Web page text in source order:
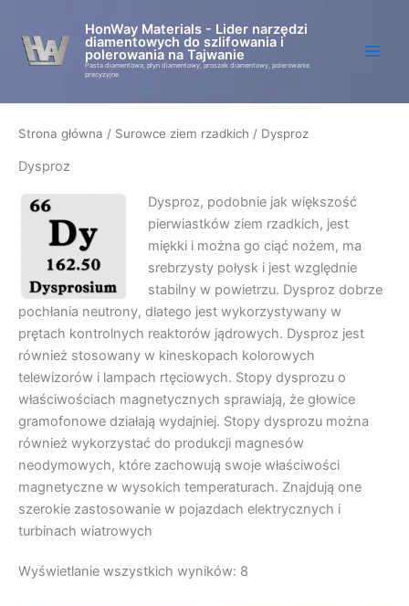
treści
HonWay Materials - Lider narzędzi
diamentowych do szlifowania i
polerowania na Tajwanie
Pasta diamentowa, płyn diamentowy, proszek diamentowy, polerowanie
precyzyjne
Strona główna / Surowce ziem rzadkich / Dysproz
Dysproz
Dysproz, podobnie jak większość
pierwiastków ziem rzadkich, jest
miękki i można go ciąć nożem, ma
srebrzysty połysk i jest względnie
stabilny w powietrzu. Dysproz dobrze
pochłania neutrony, dlatego jest wykorzystywany w
prętach kontrolnych reaktorów jądrowych. Dysproz jest
również stosowany w kineskopach kolorowych
telewizorów i lampach rtęciowych. Stopy dysprozu o
właściwościach magnetycznych sprawiają, że głowice
gramofonowe działają wydajniej. Stopy dysprozu można
również wykorzystać do produkcji magnesów
neodymowych, które zachowują swoje właściwości
magnetyczne w wysokich temperaturach. Znajdują one
szerokie zastosowanie w pojazdach elektrycznych i
turbinach wiatrowych
Wyświetlanie wszystkich wyników: 8